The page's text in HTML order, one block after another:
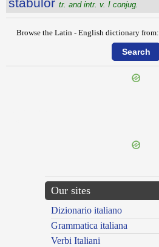
stăbŭlor tr. and intr. v. I conjug.
Browse the Latin - English dictionary from:
Our sites
Dizionario italiano
Grammatica italiana
Verbi Italiani